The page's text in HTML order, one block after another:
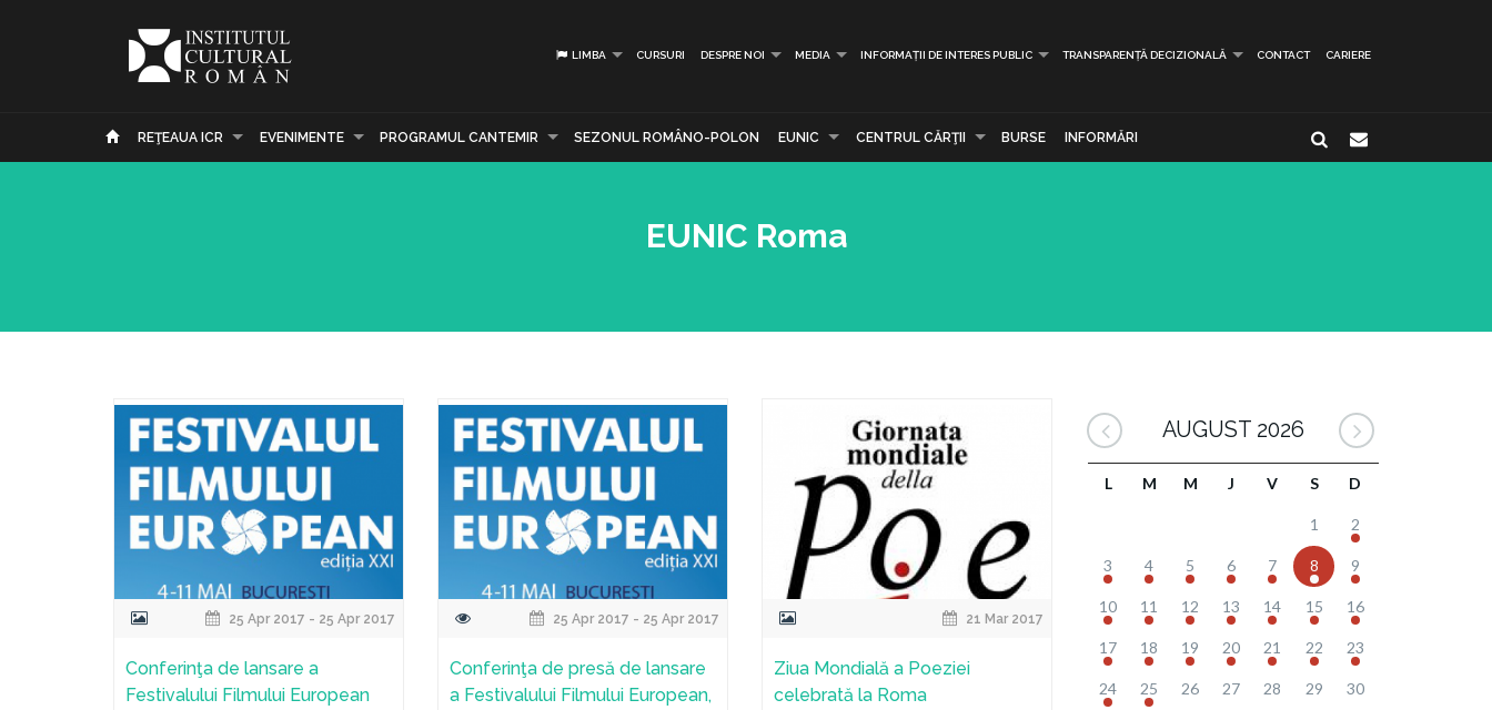
LIMBA CURSURI DESPRE NOI MEDIA INFORMAȚII DE INTERES PUBLIC TRANSPARENȚĂ DECIZIONALĂ CONTACT CARIERE
REŢEAUA ICR EVENIMENTE PROGRAMUL CANTEMIR SEZONUL ROMÂNO-POLON EUNIC CENTRUL CĂRŢII BURSE INFORMĂRI
EUNIC Roma
25 Apr 2017 - 25 Apr 2017
Conferinţa de lansare a
Festivalului Filmului European
25 Apr 2017 - 25 Apr 2017
Conferinţa de presă de lansare
a Festivalului Filmului European,
21 Mar 2017
Ziua Mondială a Poeziei
celebrată la Roma
AUGUST 2026
L M M J V S D
1 2
3 4 5 6 7 8 9
10 11 12 13 14 15 16
17 18 19 20 21 22 23
24 25 26 27 28 29 30